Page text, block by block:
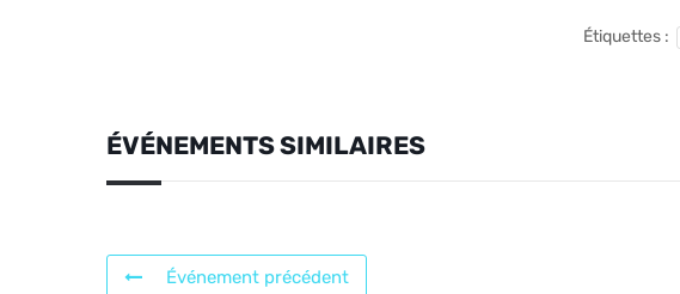
Étiquettes :
ÉVÉNEMENTS SIMILAIRES
Événement précédent